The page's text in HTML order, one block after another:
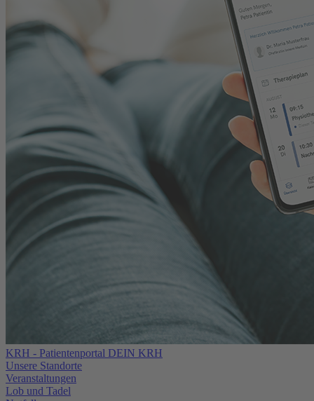
KRH - Patientenportal DEIN KRH
Unsere Standorte
Veranstaltungen
Lob und Tadel